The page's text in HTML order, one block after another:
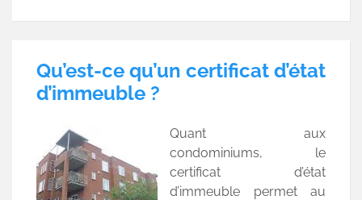
Qu’est-ce qu’un certificat d’état
d’immeuble ?
Quant aux
condominiums, le
certificat d’état
d’immeuble permet au